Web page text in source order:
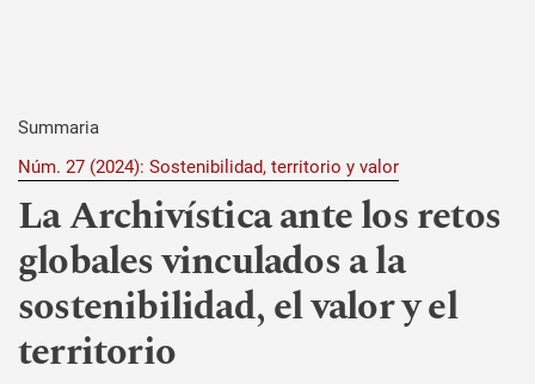
Summaria
Núm. 27 (2024): Sostenibilidad, territorio y valor
La Archivística ante los retos
globales vinculados a la
sostenibilidad, el valor y el
territorio